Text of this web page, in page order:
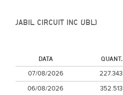
JABIL CIRCUIT INC (JBL)
DATA QUANT.
07/08/2026
227.343
06/08/2026
352.513